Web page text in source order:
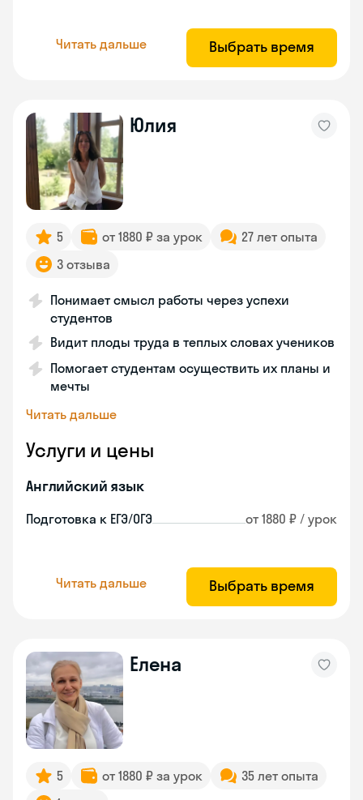
Читать дальше Выбрать время
Юлия
5 от 1880 ₽ за урок
27 лет опыта
3 отзыва
Понимает смысл работы через успехи
студентов
Видит плоды труда в теплых словах учеников
Помогает студентам осуществить их планы и
мечты
Читать дальше
Услуги и цены
Английский язык
Подготовка к ЕГЭ/ОГЭ от 1880 ₽ / урок
Читать дальше Выбрать время
Елена
5 от 1880 ₽ за урок
35 лет опыта